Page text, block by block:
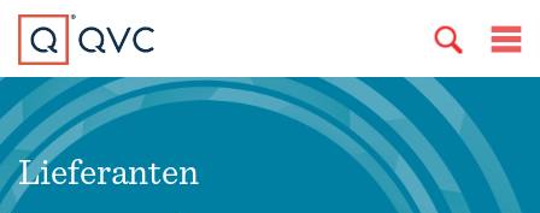
Lieferanten